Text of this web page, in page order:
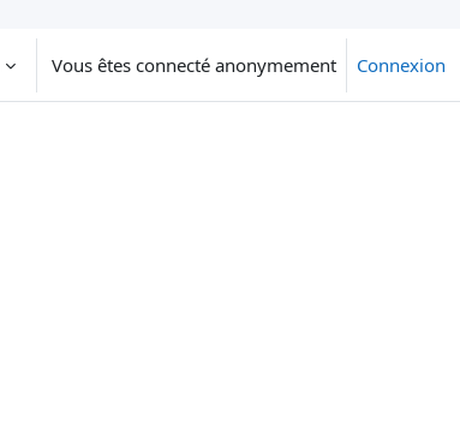
Vous êtes connecté anonymement Connexion